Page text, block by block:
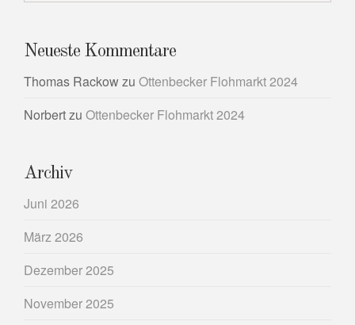
Neueste Kommentare
Thomas Rackowzu Ottenbecker Flohmarkt 2024
Norbertzu Ottenbecker Flohmarkt 2024
Archiv
Juni 2026
März 2026
Dezember 2025
November 2025